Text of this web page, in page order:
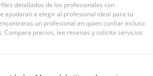
detallados de los profesionales con
ayudaran a elegir al profesional ideal para tu
un profesional en quien confiar incluso
Compara precios, lee resenas y solicita servicios